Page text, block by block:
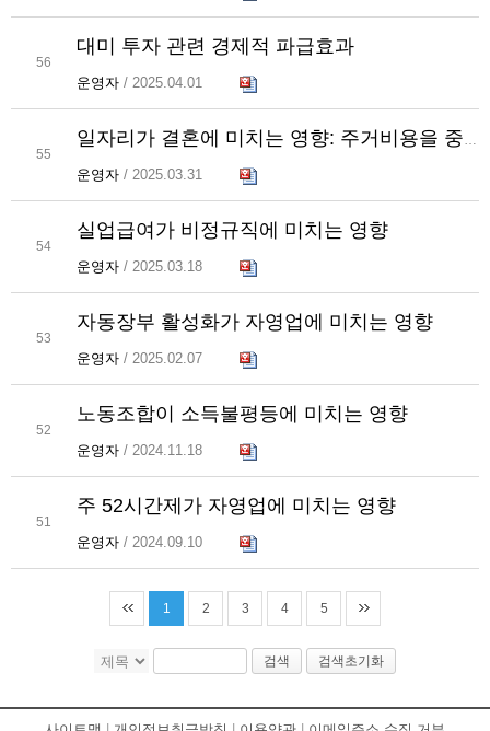
56
대미 투자 관련 경제적 파급효과
운영자 / 2025.04.01
55
일자리가 결혼에 미치는 영향: 주거비용을 중심으로
운영자 / 2025.03.31
54
실업급여가 비정규직에 미치는 영향
운영자 / 2025.03.18
53
자동장부 활성화가 자영업에 미치는 영향
운영자 / 2025.02.07
52
노동조합이 소득불평등에 미치는 영향
운영자 / 2024.11.18
51
주 52시간제가 자영업에 미치는 영향
운영자 / 2024.09.10
1 2 3 4 5
검색 검색초기화